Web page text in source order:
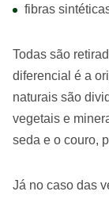
fibras
Todas são
diferencial é a
naturais são
vegetais e
seda e o couro,
Já no caso das